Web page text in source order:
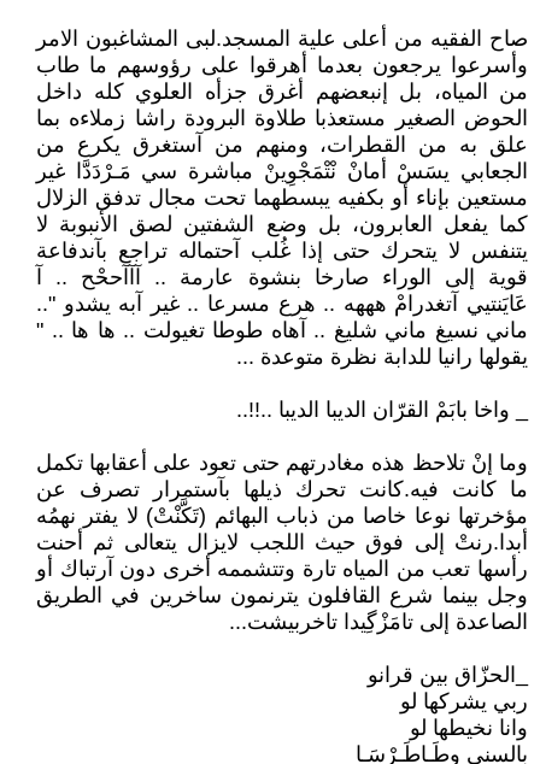
صاح الفقيه من أعلى علية المسجد.لبى المشاغبون الامر
وأسرعوا يرجعون بعدما أهرقوا على رؤوسهم ما طاب
من المياه، بل إنبعضهم أغرق جزأه العلوي كله داخل
الحوض الصغير مستعذبا طلاوة البرودة راشا زملاءه بما
علق به من القطرات، ومنهم من آستغرق يكرع من
الجعابي يسَسْ أمانْ نْتْمَجْوِينْ مباشرة سي مَـرْدَدَّا غير
مستعين بإناء أو بكفيه يبسطهما تحت مجال تدفق الزلال
كما يفعل العابرون، بل وضع الشفتين لصق الأنبوبة لا
يتنفس لا يتحرك حتى إذا غُلب آحتماله تراجع بآندفاعة
قوية إلى الوراء صارخا بنشوة عارمة .. آآآححْح .. آ
عَايَنتيي آتغدرامْ هههه .. هرع مسرعا .. غير آبه يشدو "..
ماني نسيغ ماني شليغ .. آهاه طوطا تغيولت .. ها ها .. "
يقولها رانيا للدابة نظرة متوعدة ...
_ واخا بابَمْ القرّان الديبا الديبا ..!!..
وما إنْ تلاحظ هذه مغادرتهم حتى تعود على أعقابها تكمل
ما كانت فيه.كانت تحرك ذيلها بآستمرار تصرف عن
مؤخرتها نوعا خاصا من ذباب البهائم (تَكَّنْتْ) لا يفتر نهمُه
أبدا.رنتْ إلى فوق حيث اللجب لايزال يتعالى ثم أحنت
رأسها تعب من المياه تارة وتتشممه أخرى دون آرتباك أو
وجل بينما شرع القافلون يترنمون ساخرين في الطريق
الصاعدة إلى تامَزْگِيدا تاخربيشت...
_الحزّاق بين قرانو
ربي يشركها لو
وانا نخيطها لو
بالسني وطَـاطَـرْسَـا